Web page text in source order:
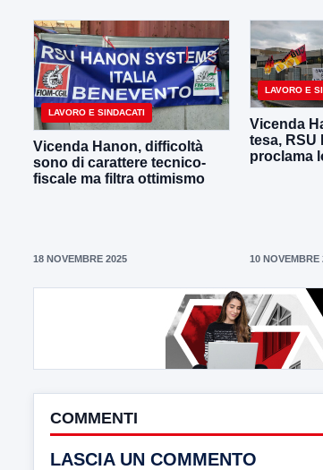
LAVORO E SINDACATI
Vicenda Hanon, difficoltà
sono di carattere tecnico-
fiscale ma filtra ottimismo
18 NOVEMBRE 2025
LAVORO E
Vicenda
tesa, RSU
proclama
10 NOVEMBRE
COMMENTI
LASCIA UN COMMENTO